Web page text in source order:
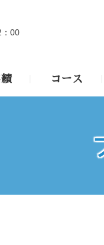
：00
コース